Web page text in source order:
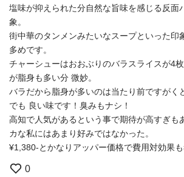
塩味が抑えられた分自然な旨味を感じる反面
象。
街中華のタンメンみたいなスープといった印
多めです。
チャーシューはおおぶりのバラスライスが4
が脂身も多い分 微妙。
バラだから脂身が多いのは当たり前ですがく
でも 良い味です！臭みもナシ！
高知で人気があるという事で期待が高すぎも
カな私にはあまり好みではなかった。
¥1,380-とかなりアッパー価格で費用対効果
0